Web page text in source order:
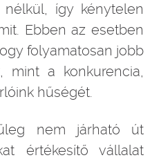
így kénytelen
Ebben az esetben
folyamatosan jobb
mint a konkurencia,
hűségét.
nem járható út
értékesítő vállalat